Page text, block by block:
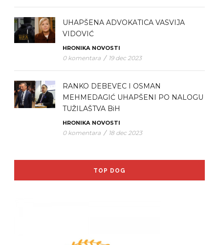
UHAPŠENA ADVOKATICA VASVIJA
VIDOVIĆ
HRONIKA NOVOSTI
0 komentara / 19 dec 2023
RANKO DEBEVEC I OSMAN
MEHMEDAGIĆ UHAPŠENI PO NALOGU
TUŽILAŠTVA BiH
HRONIKA NOVOSTI
0 komentara / 18 dec 2023
TOP DOG